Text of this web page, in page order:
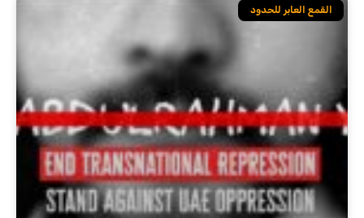
القمع العابر للحدود